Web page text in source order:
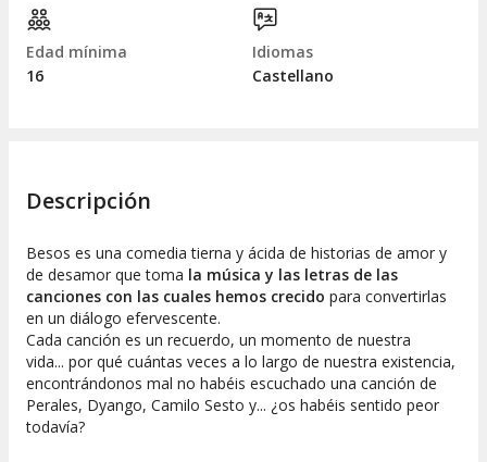
Edad mínima
16
Idiomas
Castellano
Descripción
Besos es una comedia tierna y ácida de historias de amor y
de desamor que toma la música y las letras de las
canciones con las cuales hemos crecido para convertirlas
en un diálogo efervescente.
Cada canción es un recuerdo, un momento de nuestra
vida... por qué cuántas veces a lo largo de nuestra existencia,
encontrándonos mal no habéis escuchado una canción de
Perales, Dyango, Camilo Sesto y... ¿os habéis sentido peor
todavía?